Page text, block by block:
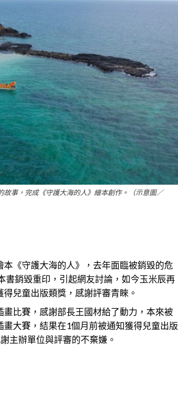
事，完成《守護大海的人》繪本創作。（示意圖／
《守護大海的人》，去年面臨被銷毀的危
書銷毀重印，引起網友討論，如今玉米辰再
兒童出版類獎，感謝評審青睞。
比賽，感謝部長王國材給了動力，本來被
大賽，結果在1個月前被通知獲得兒童出版
主辦單位與評審的不棄嫌。